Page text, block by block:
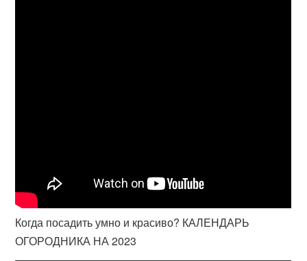
Когда посадить умно и красиво? КАЛЕНДАРЬ
ОГОРОДНИКА НА 2023